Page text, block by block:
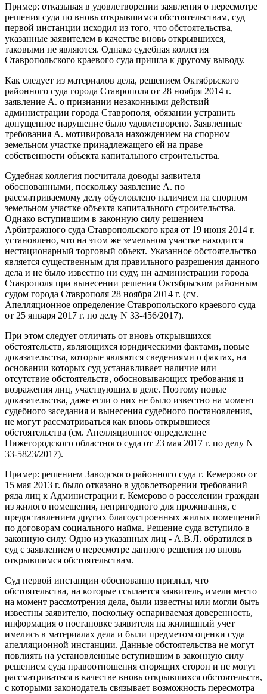
Пример: отказывая в удовлетворении заявления о пересмотре
решения суда по вновь открывшимся обстоятельствам, суд
первой инстанции исходил из того, что обстоятельства,
указанные заявителем в качестве вновь открывшихся,
таковыми не являются. Однако судебная коллегия
Ставропольского краевого суда пришла к другому выводу.
Как следует из материалов дела, решением Октябрьского
районного суда города Ставрополя от 28 ноября 2014 г.
заявление А. о признании незаконными действий
администрации города Ставрополя, обязании устранить
допущенное нарушение было удовлетворено. Заявленные
требования А. мотивировала нахождением на спорном
земельном участке принадлежащего ей на праве
собственности объекта капитального строительства.
Судебная коллегия посчитала доводы заявителя
обоснованными, поскольку заявление А. по
рассматриваемому делу обусловлено наличием на спорном
земельном участке объекта капитального строительства.
Однако вступившим в законную силу решением
Арбитражного суда Ставропольского края от 19 июня 2014 г.
установлено, что на этом же земельном участке находится
нестационарный торговый объект. Указанное обстоятельство
является существенным для правильного разрешения данного
дела и не было известно ни суду, ни администрации города
Ставрополя при вынесении решения Октябрьским районным
судом города Ставрополя 28 ноября 2014 г. (см.
Апелляционное определение Ставропольского краевого суда
от 25 января 2017 г. по делу N 33-456/2017).
При этом следует отличать от вновь открывшихся
обстоятельств, являющихся юридическими фактами, новые
доказательства, которые являются сведениями о фактах, на
основании которых суд устанавливает наличие или
отсутствие обстоятельств, обосновывающих требования и
возражения лиц, участвующих в деле. Поэтому новые
доказательства, даже если о них не было известно на момент
судебного заседания и вынесения судебного постановления,
не могут рассматриваться как вновь открывшиеся
обстоятельства (см. Апелляционное определение
Нижегородского областного суда от 23 мая 2017 г. по делу N
33-5823/2017).
Пример: решением Заводского районного суда г. Кемерово от
15 мая 2013 г. было отказано в удовлетворении требований
ряда лиц к Администрации г. Кемерово о расселении граждан
из жилого помещения, непригодного для проживания, с
предоставлением других благоустроенных жилых помещений
по договорам социального найма. Решение суда вступило в
законную силу. Одно из указанных лиц - А.В.Л. обратился в
суд с заявлением о пересмотре данного решения по вновь
открывшимся обстоятельствам.
Суд первой инстанции обоснованно признал, что
обстоятельства, на которые ссылается заявитель, имели место
на момент рассмотрения дела, были известны или могли быть
известны заявителю, поскольку оспариваемая доверенность,
информация о постановке заявителя на жилищный учет
имелись в материалах дела и были предметом оценки суда
апелляционной инстанции. Данные обстоятельства не могут
повлиять на установленные вступившим в законную силу
решением суда правоотношения спорящих сторон и не могут
рассматриваться в качестве вновь открывшихся обстоятельств,
с которыми законодатель связывает возможность пересмотра